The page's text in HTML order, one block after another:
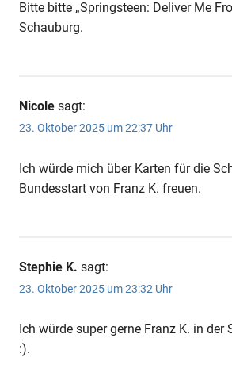
Bitte bitte „Springsteen: Deliver Me
Schauburg.
Nicole sagt:
23. Oktober 2025 um 22:37 Uhr
Ich würde mich über Karten für die
Bundesstart von Franz K. freuen.
Stephie K. sagt:
23. Oktober 2025 um 23:32 Uhr
Ich würde super gerne Franz K. in der
:).